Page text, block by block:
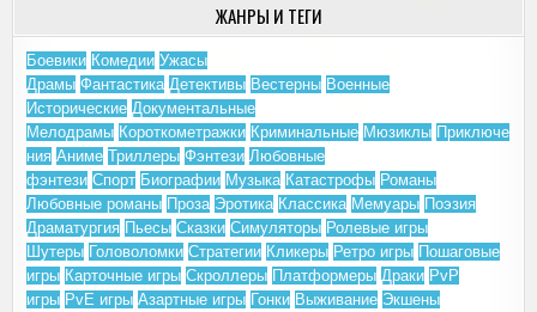
ЖАНРЫ И ТЕГИ
Боевики Комедии Ужасы
Драмы Фантастика Детективы Вестерны Военные
Исторические Документальные
Мелодрамы Короткометражки Криминальные Мюзиклы Приключе
ния Аниме Триллеры Фэнтези Любовные
фэнтези Спорт Биографии Музыка Катастрофы Романы
Любовные романы Проза Эротика Классика Мемуары Поэзия
Драматургия Пьесы Сказки Симуляторы Ролевые игры
Шутеры Головоломки Стратегии Кликеры Ретро игры Пошаговые
игры Карточные игры Скроллеры Платформеры Драки PvP
игры PvE игры Азартные игры Гонки Выживание Экшены